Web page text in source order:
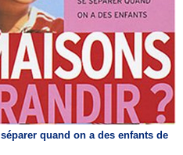
quand on a des enfants de